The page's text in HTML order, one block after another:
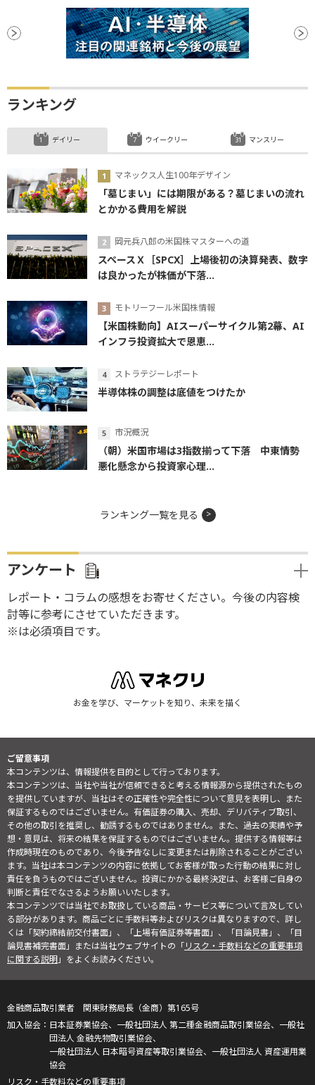
ランキング
デイリー
マネックス人生100年デザイン
「墓じまい」には期限がある？墓じまいの流れ
とかかる費用を解説
岡元兵八郎の米国株マスターへの道
スペースＸ［SPCX］上場後初の決算発表、数字
は良かったが株価が下落...
モトリーフール米国株情報
【米国株動向】AIスーパーサイクル第2幕、AI
インフラ投資拡大で恩恵...
ストラテジーレポート
半導体株の調整は底値をつけたか
市況概況
（朝）米国市場は3指数揃って下落 中東情勢
悪化懸念から投資家心理...
ウイークリー マンスリー
ランキング一覧を見る
アンケート
レポート・コラムの感想をお寄せください。今後の内容検
討等に参考にさせていただきます。
※は必須項目です。
お金を学び、マーケットを知り、未来を描く
ご留意事項
本コンテンツは、情報提供を目的として行っております。
本コンテンツは、当社や当社が信頼できると考える情報源から提供されたもの
を提供していますが、当社はその正確性や完全性について意見を表明し、また
保証するものではございません。有価証券の購入、売却、デリバティブ取引、
その他の取引を推奨し、勧誘するものではありません。また、過去の実績や予
想・意見は、将来の結果を保証するものではございません。提供する情報等は
作成時現在のものであり、今後予告なしに変更または削除されることがござい
ます。当社は本コンテンツの内容に依拠してお客様が取った行動の結果に対し
責任を負うものではございません。投資にかかる最終決定は、お客様ご自身の
判断と責任でなさるようお願いいたします。
本コンテンツでは当社でお取扱している商品・サービス等について言及してい
る部分があります。商品ごとに手数料等およびリスクは異なりますので、詳し
くは「契約締結前交付書面」、「上場有価証券等書面」、「目論見書」、「目
論見書補完書面」または当社ウェブサイトの「リスク・手数料などの重要事項
に関する説明」をよくお読みください。
金融商品取引業者 関東財務局長（金商）第165号
日本証券業協会、一般社団法人 第二種金融商品取引業協会、一般社
団法人 金融先物取引業協会、
一般社団法人 日本暗号資産等取引業協会、一般社団法人 資産運用業
協会
リスク・手数料などの重要事項